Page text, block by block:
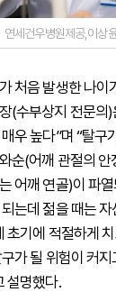
연세건우병원제공,이상
처음 발생한 나이
(수부상지 전문의
우 높다”며 “탈구
순(어깨 관절의
어깨 연골)이 파
는데 젊을 때는
초기에 적절하게
가 될 위험이 커
설명했다.